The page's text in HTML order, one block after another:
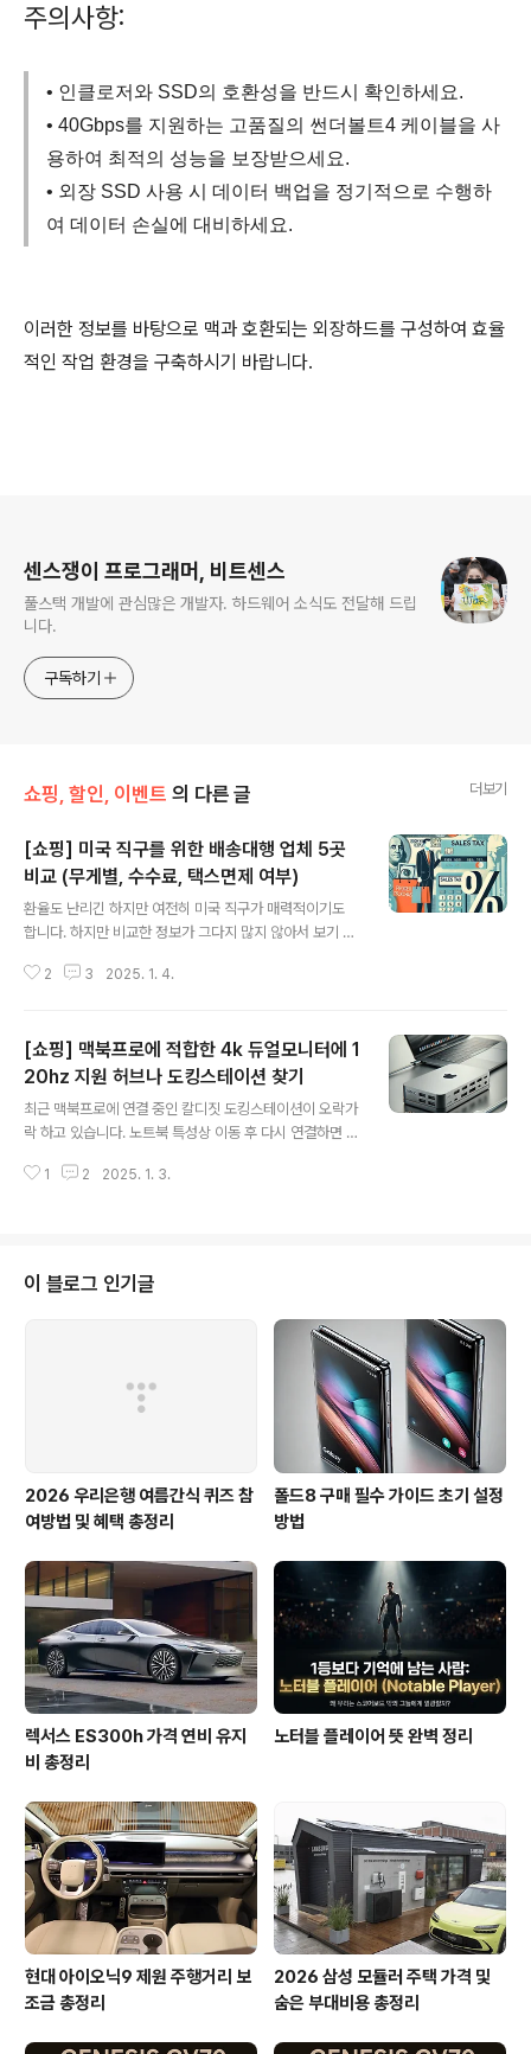
주의사항:
• 인클로저와 SSD의 호환성을 반드시 확인하세요.
• 40Gbps를 지원하는 고품질의 썬더볼트4 케이블을 사
용하여 최적의 성능을 보장받으세요.
• 외장 SSD 사용 시 데이터 백업을 정기적으로 수행하
여 데이터 손실에 대비하세요.
이러한 정보를 바탕으로 맥과 호환되는 외장하드를 구성하여 효율
적인 작업 환경을 구축하시기 바랍니다.
센스쟁이 프로그래머, 비트센스
풀스택 개발에 관심많은 개발자. 하드웨어 소식도 전달해 드립
니다.
구독하기
쇼핑, 할인, 이벤트 의 다른 글 더보기
[쇼핑] 미국 직구를 위한 배송대행 업체 5곳
비교 (무게별, 수수료, 택스면제 여부)
환율도 난리긴 하지만 여전히 미국 직구가 매력적이기도
합니다. 하지만 비교한 정보가 그다지 많지 않아서 보기 힘
수료, 검수 서비스 제공 여부, 평판 점수를 아래 표에 정리
면제 주아이포터$10.50$25.50$45.50무료무료4.5오
레곤(OR)몰테일$10.98$25.98$45.98무료무료4.2델
라웨어(DE)뉴욕걸즈$10.50$25.50$45.50₩1,000
무료 (검수 사진 1장 포함)4.0오레곤(OR)오마이집$8.50
$21.50$38.50$1무료4.3델라웨어(DE)고배송$9.00
$22.50$39.50무료무료4.1델라웨어(DE) 참고사항: •
2 3 2025. 1. 4.
[쇼핑] 맥북프로에 적합한 4k 듀얼모니터에 1
20hz 지원 허브나 도킹스테이션 찾기
최근 맥북프로에 연결 중인 칼디짓 도킹스테이션이 오락가
락 하고 있습니다. 노트북 특성상 이동 후 다시 연결하면 모
해야 붙는 경우가 있어서, 요새 나온 4k 듀얼 모니터에 최
나 도킹 스테이션을 찾는 것은 까다로울 수 있습니다. 아래
는 이러한 요구 사항에 부합하는 몇 가지 제품과 그들의 장
단점을 정리한 내용입니다. 1. CalDigit TS4 도킹 스테이
션 • 장점:다양한 포트 구성: 총 18개의 포트를 제공하여
다양한 장치를 동시에 연결할 수 있습니다.고해상도 및 고
1 2 2025. 1. 3.
이 블로그 인기글
2026 우리은행 여름간식 퀴즈 참
여방법 및 혜택 총정리
폴드8 구매 필수 가이드 초기 설정
방법
렉서스 ES300h 가격 연비 유지
비 총정리
노터블 플레이어 뜻 완벽 정리
현대 아이오닉9 제원 주행거리 보
조금 총정리
2026 삼성 모듈러 주택 가격 및
숨은 부대비용 총정리